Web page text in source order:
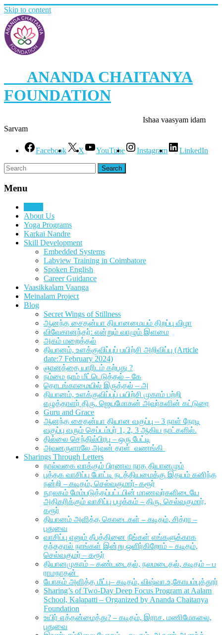
Skip to content
ANANDA CHAITANYA
FOUNDATION
Ishaa vaasyam idam
Sarvam
Facebook X YouTube Instagram LinkedIn
Menu
About Us
Yoga Programs
Karkai Nandre
Skill Development
Embedded Systems
Labview Training in Coimbatore
Spoken English
Career Guidance
Vaasikkalam Vaanga
Meinalam Project
Blog
Secret Wings of Stillness
ஆனந்த சைதன்யா தியானமையம் திறப்பு விழா
விவேகானந்தர்: என்றும் வாழும் இளமை
அகம் மறைத்தல்
தியானம், உளக்குவிப்புப் பயிற்சி அறிவிப்பு (Article
date:7 February 2024)
ஞானத்தை யாரிடம் கற்பது ?
நம்மை நாம் மீட்டெடுத்தல் – கே
தொடங்காமையில் இருத்தல் – அ
தியானம், உளக்குவிப்புப் பயிற்சி முகாம் பற்றி
எழுத்தாளர் திரு. ஜெயமோகன் அவர்களின் கட்டுரை
Guru and Grace
ஆனந்த சைதன்யா தியான வகுப்பு – 3 நாள் நேரடி
வகுப்பு வரும் செப்டம்பர் 1, 2, 3 ஆகிய நாட்களில்.
தில்லை செந்தில்பிரபு – ஒரு பேட்டி
அவனருளாலே அவன் தாள் வணங்கி
Sharings Through Letters
நால்வகை வாக்கும் பிரணவ நாத தியானமும்
புத்தக வாசிப்பு போட்டி நடத்தியமைக்கு இதயம் கனிந்த
நன்றி – கடிதம், செல்வகுமார்- கரூர்
நூலகம் மேம்படுத்தப்பட்டபின் மாணவர்களிடையே
அதிகரிக்கும் வாசிப்பு பழக்கம் – திரு. செல்வகுமார்,
கரூர்
தியானம் அளித்த கொடைகள் – கடிதம், சித்ரா –
புதுவை
வாசிப்பு எனும் தீபத்தினை நீங்கள் எங்களுக்காக
தந்ததால் நாங்கள் இன்று ஒளிர்கிறோம் – கடிதம்,
செல்வகுமர் – கரூர்
தியானமுகாம் – கண்டடைதல், நலமடைதல், கடிதம் – ப
ராமநாதன்
யோகம் அளித்த மீட்பு– கடிதம், விஷ்வா.உ,கோயம்புத்தூர்
Sharing’s of Two-Day Deep Focus Program at Aalam
School, Kalapatti – Organized by Ananda Chaitanya
Foundation
உயிர் எத்தன்மைத்து? – கடிதம், இராச. மணிமேகலை,
புதுவை